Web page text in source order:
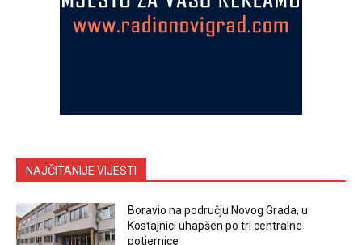
NAJČITANIJE VIJESTI
Boravio na području Novog Grada, u
Kostajnici uhapšen po tri centralne
potjernice